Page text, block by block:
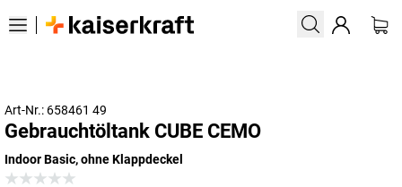
Art-Nr.: 658461 49
Gebrauchtöltank CUBE CEMO
Indoor Basic, ohne Klappdeckel